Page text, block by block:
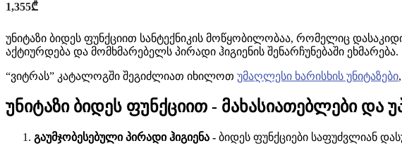
1,355₾
უნიტაზი ბიდეს ფუნქციით სანტექნიკის მოწყობილობაა, რომელიც
აქტიურდება და მომხმარებელს პირადი ჰიგიენის შენარჩუნებაში ეხმარება.
“ვიტრას” კატალოგში შეგიძლიათ იხილოთ უმაღლესი ხარისხის უნიტაზები
უნიტაზი ბიდეს ფუნქციით - მახასიათებლები და
გაუმჯობესებული პირადი ჰიგიენა - ბიდეს ფუნქციები საფუძვლიან